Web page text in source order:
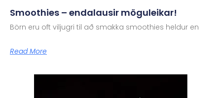
Smoothies – endalausir möguleikar!
Börn eru oft viljugri til að smakka smoothies heldur en
Read More